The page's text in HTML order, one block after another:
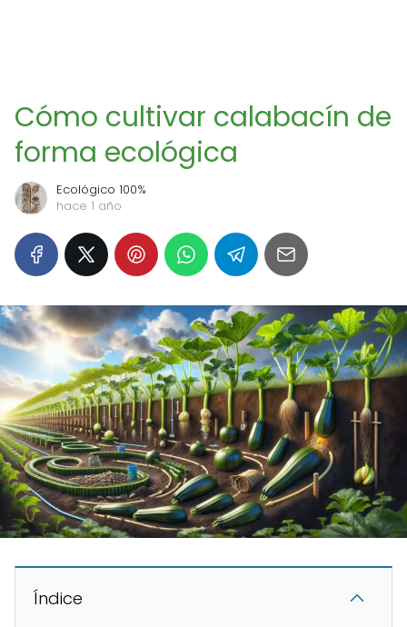
Cómo cultivar calabacín de
forma ecológica
Ecológico 100%
hace 1 año
Índice